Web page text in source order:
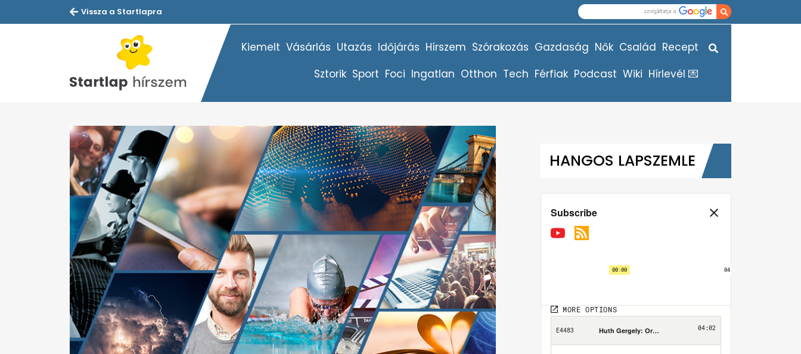
Vissza a Startlapra
Kiemelt Vásárlás Utazás Időjárás Hírszem Szórakozás Gazdaság Nők Család Recept
Sztorik Sport Foci Ingatlan Otthon Tech Férfiak Podcast Wiki Hírlevél 💌
HANGOS LAPSZEMLE